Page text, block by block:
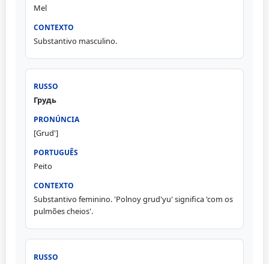
Mel
Substantivo masculino.
Грудь
[Grud']
Peito
Substantivo feminino. 'Polnoy grud'yu' significa 'com os
pulmões cheios'.